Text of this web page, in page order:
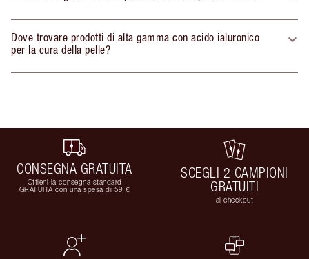
Dove trovare prodotti di alta gamma con acido ialuronico
per la cura della pelle?
CONSEGNA GRATUITA
Ottieni la consegna standard
GRATUITA con una spesa di 59 €
SCEGLI 2 CAMPIONI
GRATUITI
al checkout